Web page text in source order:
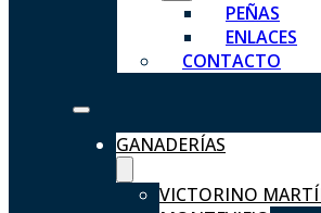
PEÑAS
ENLACES
CONTACTO
GANADERÍAS
VICTORINO